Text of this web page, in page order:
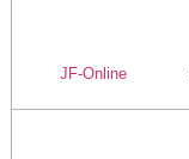
JF-Online